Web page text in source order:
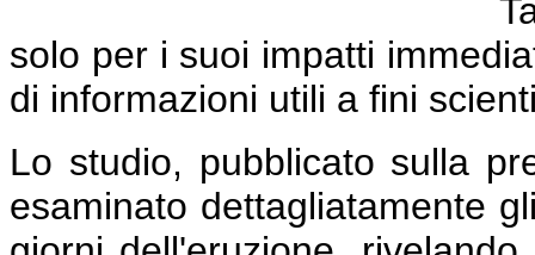
solo per i suoi impatti
di informazioni utili a fini
Lo studio, pubblicato sulla
esaminato dettagliatamente